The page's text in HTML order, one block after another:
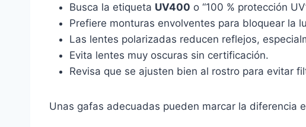
Busca la etiqueta UV400 o “100 % protección
Prefiere monturas envolventes para bloquear la
Las lentes polarizadas reducen reflejos,
Evita lentes muy oscuras sin certificación.
Revisa que se ajusten bien al rostro para evitar
Unas gafas adecuadas pueden marcar la diferencia